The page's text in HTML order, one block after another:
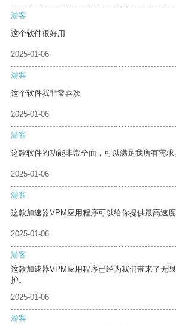
游客
这个软件很好用
2025-01-06
游客
这个软件我非常喜欢
2025-01-06
游客
这款软件的功能非常全面，可以满足我所有需求
2025-01-06
游客
这款加速器VPM应用程序可以给你提供最高速度
2025-01-06
游客
这款加速器VPM应用程序已经为我们带来了无
护。
2025-01-06
游客